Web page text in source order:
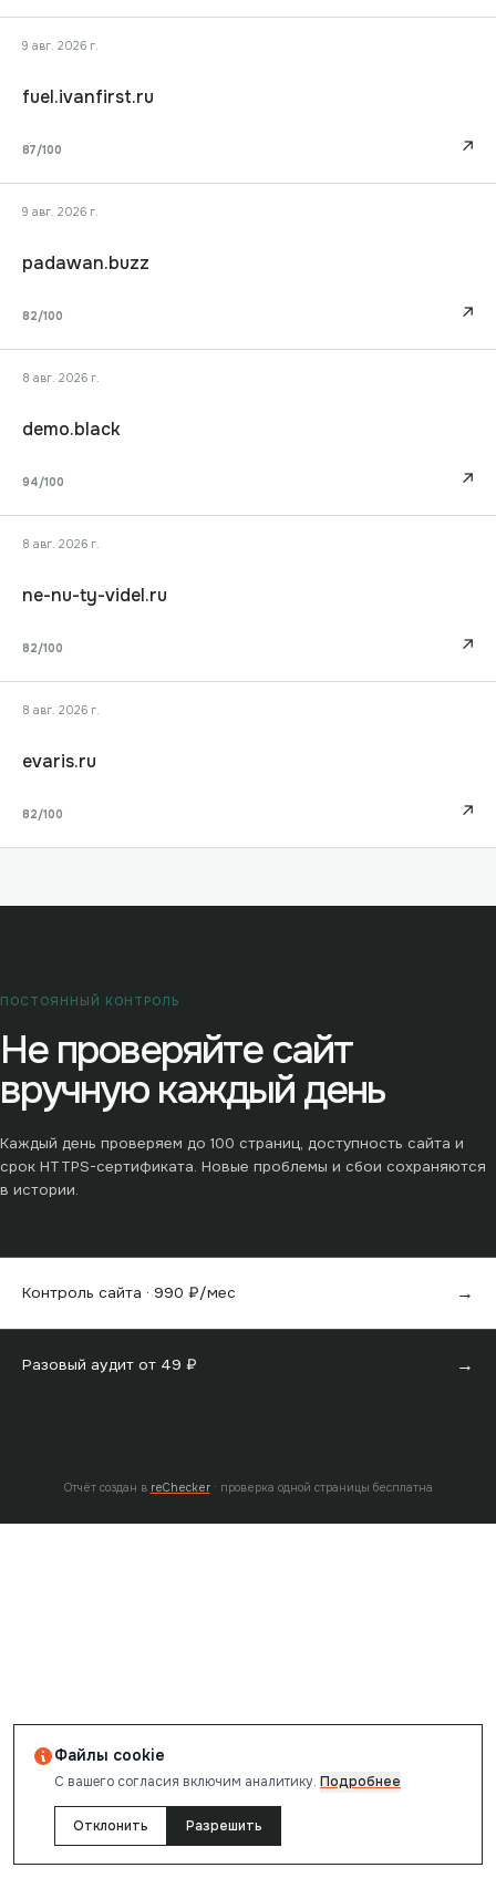
9 авг. 2026 г.
fuel.ivanfirst.ru
87/100 ↗
9 авг. 2026 г.
padawan.buzz
82/100 ↗
8 авг. 2026 г.
demo.black
94/100 ↗
8 авг. 2026 г.
ne-nu-ty-videl.ru
82/100 ↗
8 авг. 2026 г.
evaris.ru
82/100 ↗
ПОСТОЯННЫЙ КОНТРОЛЬ
Не проверяйте сайт
вручную каждый день
Каждый день проверяем до 100 страниц, доступность сайта и
срок HTTPS-сертификата. Новые проблемы и сбои сохраняются
в истории.
Контроль сайта · 990 ₽/мес →
Разовый аудит от 49 ₽ →
Отчёт создан в reChecker· проверка одной страницы бесплатна
Файлы cookie
С вашего согласия включим аналитику. Подробнее
Отклонить Разрешить